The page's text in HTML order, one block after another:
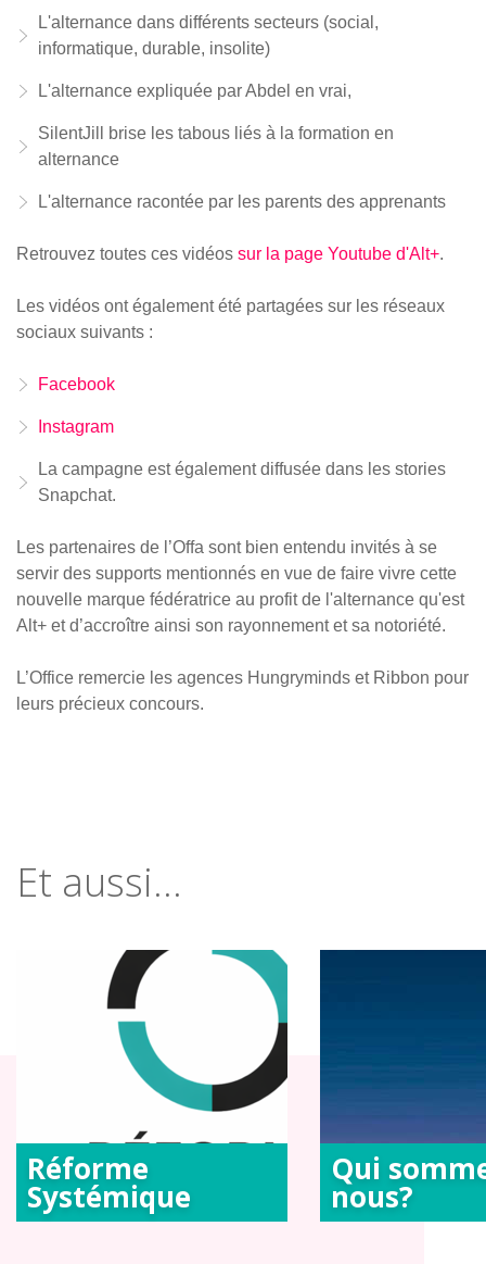
L'alternance dans différents secteurs (social,
informatique, durable, insolite)
L'alternance expliquée par Abdel en vrai,
SilentJill brise les tabous liés à la formation en
alternance
L'alternance racontée par les parents des apprenants
Retrouvez toutes ces vidéos sur la page Youtube d'Alt+.
Les vidéos ont également été partagées sur les réseaux
sociaux suivants :
Facebook
Instagram
La campagne est également diffusée dans les stories
Snapchat.
Les partenaires de l’Offa sont bien entendu invités à se
servir des supports mentionnés en vue de faire vivre cette
nouvelle marque fédératrice au profit de l'alternance qu'est
Alt+ et d’accroître ainsi son rayonnement et sa notoriété.
L’Office remercie les agences Hungryminds et Ribbon pour
leurs précieux concours.
Et aussi...
Réforme
Systémique
Qui
nous?